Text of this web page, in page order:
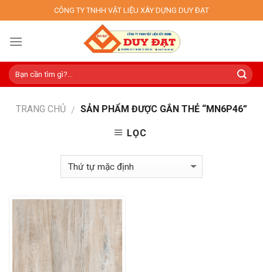
to
content
CÔNG TY TNHH VẬT LIỆU XÂY DỰNG DUY ĐẠT
TRANG CHỦ / SẢN PHẨM ĐƯỢC GẮN THẺ “MN6P46”
LỌC